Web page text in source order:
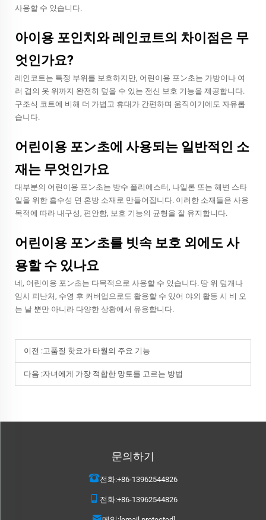
사용할 수 있습니다.
아이용 포인치와 레인코트의 차이점은 무
엇인가요?
레인코트는 특정 부위를 보호하지만, 어린이용 포ン초는 가방이나 여
러 겹의 옷 위까지 완전히 덮을 수 있는 전신 보호 기능을 제공합니다.
구조식 코트에 비해 더 가볍고 휴대가 간편하며 움직이기에도 자유롭
습니다.
어린이용 포ン초에 사용되는 일반적인 소
재는 무엇인가요
대부분의 어린이용 포ン초는 방수 폴리에스터, 나일론 또는 해변 스타
일을 위한 흡수성 면 혼방 소재로 만들어집니다. 이러한 소재들은 사용
목적에 따라 내구성, 편안함, 보호 기능의 균형을 잘 유지합니다.
어린이용 포ン초를 빗속 보호 외에도 사
용할 수 있나요
네, 어린이용 포ン초는 다목적으로 사용할 수 있습니다. 땅 위 덮개나
임시 피난처, 수영 후 커버업으로도 활용할 수 있어 야외 활동 시 비 오
는 날 뿐만 아니라 다양한 상황에서 유용합니다.
이전 :고품질 핫요가 타월의 주요 기능
다음 :자녀에게 가장 적합한 망토를 고르는 방법
문의하기
전화:+86-13962544826
전화:+86-13962544826